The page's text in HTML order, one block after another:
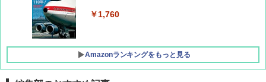
￥1,760
Amazonランキングをもっと見る